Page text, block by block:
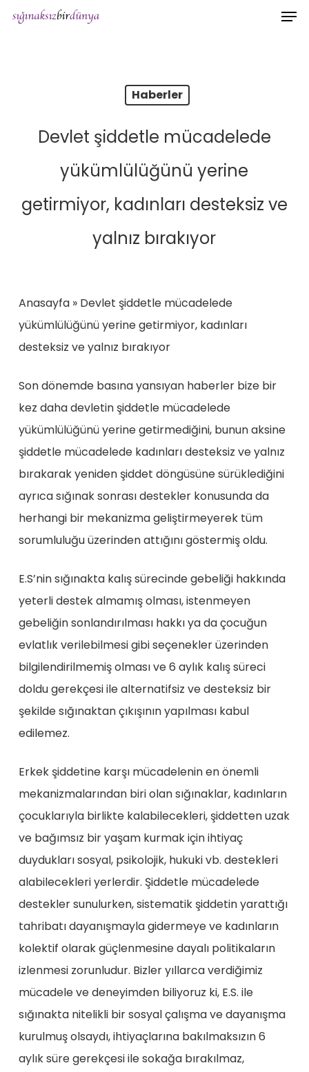
Skip
Haberler
Devlet şiddetle mücadelede
yükümlülüğünü yerine
getirmiyor, kadınları desteksiz ve
yalnız bırakıyor
Anasayfa» Devlet şiddetle mücadelede
yükümlülüğünü yerine getirmiyor, kadınları
desteksiz ve yalnız bırakıyor
Son dönemde basına yansıyan haberler bize bir
kez daha devletin şiddetle mücadelede
yükümlülüğünü yerine getirmediğini, bunun aksine
şiddetle mücadelede kadınları desteksiz ve yalnız
bırakarak yeniden şiddet döngüsüne sürüklediğini
ayrıca sığınak sonrası destekler konusunda da
herhangi bir mekanizma geliştirmeyerek tüm
sorumluluğu üzerinden attığını göstermiş oldu.
E.S’nin sığınakta kalış sürecinde gebeliği hakkında
yeterli destek almamış olması, istenmeyen
gebeliğin sonlandırılması hakkı ya da çocuğun
evlatlık verilebilmesi gibi seçenekler üzerinden
bilgilendirilmemiş olması ve 6 aylık kalış süreci
doldu gerekçesi ile alternatifsiz ve desteksiz bir
şekilde sığınaktan çıkışının yapılması kabul
edilemez.
Erkek şiddetine karşı mücadelenin en önemli
mekanizmalarından biri olan sığınaklar, kadınların
çocuklarıyla birlikte kalabilecekleri, şiddetten uzak
ve bağımsız bir yaşam kurmak için ihtiyaç
duydukları sosyal, psikolojik, hukuki vb. destekleri
alabilecekleri yerlerdir. Şiddetle mücadelede
destekler sunulurken, sistematik şiddetin yarattığı
tahribatı dayanışmayla gidermeye ve kadınların
kolektif olarak güçlenmesine dayalı politikaların
izlenmesi zorunludur. Bizler yıllarca verdiğimiz
mücadele ve deneyimden biliyoruz ki, E.S. ile
sığınakta nitelikli bir sosyal çalışma ve dayanışma
kurulmuş olsaydı, ihtiyaçlarına bakılmaksızın 6
aylık süre gerekçesi ile sokağa bırakılmaz,